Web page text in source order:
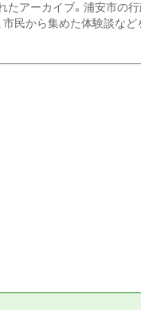
アーカイブ。浦安市の行
民から集めた体験談など